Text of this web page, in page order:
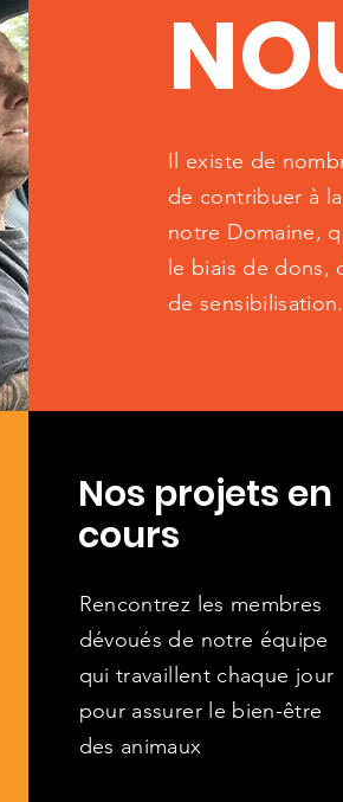
Il existe de
de contribuer à
notre Domaine,
le biais de dons,
de sensibilisation.
Nos projets en
cours
Rencontrez les membres
dévoués de notre équipe
qui travaillent chaque jour
pour assurer le bien-être
des animaux